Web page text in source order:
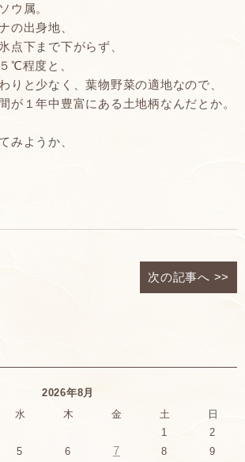
ウ属。
の出身地、
点下まで下がらず、
℃程度と、
りと少なく、葉物野菜の適地なので、
が１年中豊富にある土地柄なんだとか。
みようか、
次の記事へ >>
2026年8月
水 木 金 土
日
1
2
5 6 7 8
9